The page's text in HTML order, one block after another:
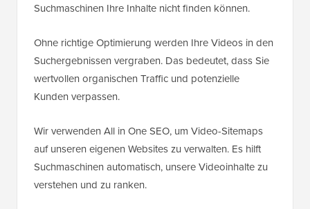
Suchmaschinen Ihre Inhalte nicht finden können.
Ohne richtige Optimierung werden Ihre Videos in den
Suchergebnissen vergraben. Das bedeutet, dass Sie
wertvollen organischen Traffic und potenzielle
Kunden verpassen.
Wir verwenden All in One SEO, um Video-Sitemaps
auf unseren eigenen Websites zu verwalten. Es hilft
Suchmaschinen automatisch, unsere Videoinhalte zu
verstehen und zu ranken.